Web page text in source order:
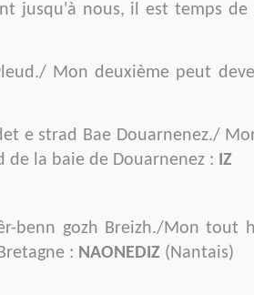
jusqu'à nous, il est temps de
Mon deuxième peut
e strad Bae Douarnenez./
la baie de Douarnenez : IZ
benn gozh Breizh./Mon tout
: NAONEDIZ (Nantais)